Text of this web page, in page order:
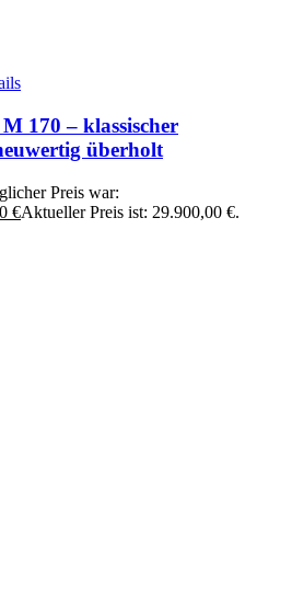
170 – klassischer
überholt
Preis war:
€Aktueller Preis ist: 29.900,00 €.